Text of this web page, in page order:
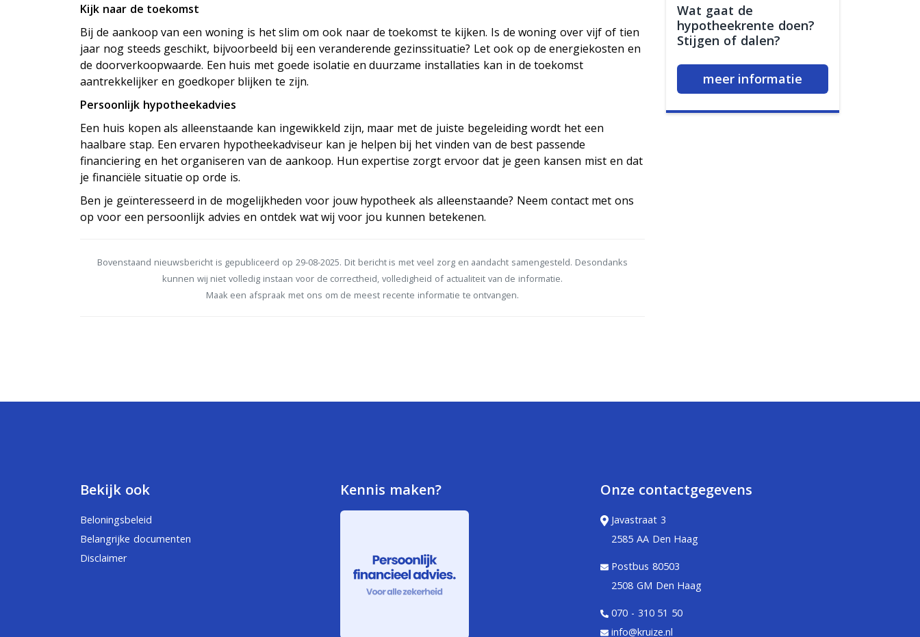
Kijk naar de toekomst
Bij de aankoop van een woning is het slim om ook naar de toekomst te kijken. Is de woning over vijf of tien
jaar nog steeds geschikt, bijvoorbeeld bij een veranderende gezinssituatie? Let ook op de energiekosten en
de doorverkoopwaarde. Een huis met goede isolatie en duurzame installaties kan in de toekomst
aantrekkelijker en goedkoper blijken te zijn.
Persoonlijk hypotheekadvies
Een huis kopen als alleenstaande kan ingewikkeld zijn, maar met de juiste begeleiding wordt het een
haalbare stap. Een ervaren hypotheekadviseur kan je helpen bij het vinden van de best passende
financiering en het organiseren van de aankoop. Hun expertise zorgt ervoor dat je geen kansen mist en dat
je financiële situatie op orde is.
Ben je geïnteresseerd in de mogelijkheden voor jouw hypotheek als alleenstaande? Neem contact met ons
op voor een persoonlijk advies en ontdek wat wij voor jou kunnen betekenen.
Bovenstaand nieuwsbericht is gepubliceerd op 29-08-2025. Dit bericht is met veel zorg en aandacht samengesteld. Desondanks
kunnen wij niet volledig instaan voor de correctheid, volledigheid of actualiteit van de informatie.
Maak een afspraak met ons om de meest recente informatie te ontvangen.
Wat gaat de
hypotheekrente doen?
Stijgen of dalen?
meer informatie
Bekijk ook
Beloningsbeleid
Belangrijke documenten
Disclaimer
Kennis maken? Onze contactgegevens
Javastraat 3
2585 AA Den Haag
Postbus 80503
2508 GM Den Haag
070 - 310 51 50
info@kruize.nl